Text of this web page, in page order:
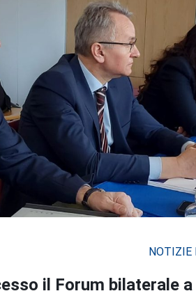
NOTIZIE
il Forum bilaterale